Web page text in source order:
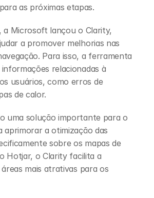
as próximas etapas.
a Microsoft lançou o Clarity,
a promover melhorias nas
Para isso, a ferramenta
relacionadas à
usuários, como erros de
de calor.
uma solução importante para o
aprimorar a otimização das
sobre os mapas de
Hotjar, o Clarity facilita a
mais atrativas para os